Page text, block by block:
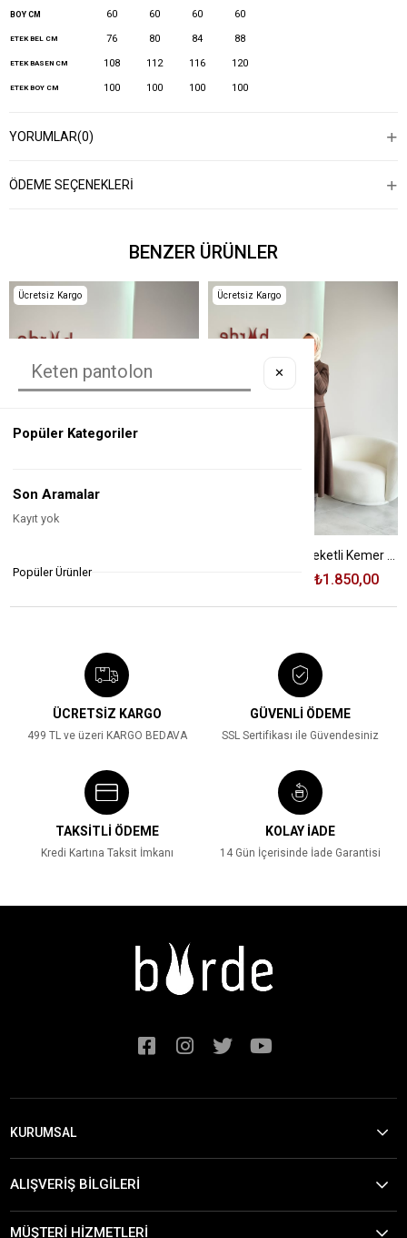
BOY CM 60 60 60 60
ETEK BEL CM 76 80 84 88
ETEK BASEN CM 108 112 116 120
ETEK BOY CM 100 100 100 100
YORUMLAR(0)
ÖDEME SEÇENEKLERI
BENZER ÜRÜNLER
%55 ₺4.750,00
Ücretsiz Kargo
₺1.850,00
Ücretsiz Kargo
ÜCRETSİZ KARGO
499 TL ve üzeri KARGO BEDAVA
GÜVENLİ ÖDEME
SSL Sertifikası ile Güvendesiniz
TAKSİTLİ ÖDEME
Kredi Kartına Taksit İmkanı
KOLAY İADE
14 Gün İçerisinde İade Garantisi
KURUMSAL
ALIŞVERİŞ BİLGİLERİ
MÜŞTERİ HİZMETLERİ
✕
Popüler Kategoriler
Son Aramalar
Kayıt yok
Popüler Ürünler